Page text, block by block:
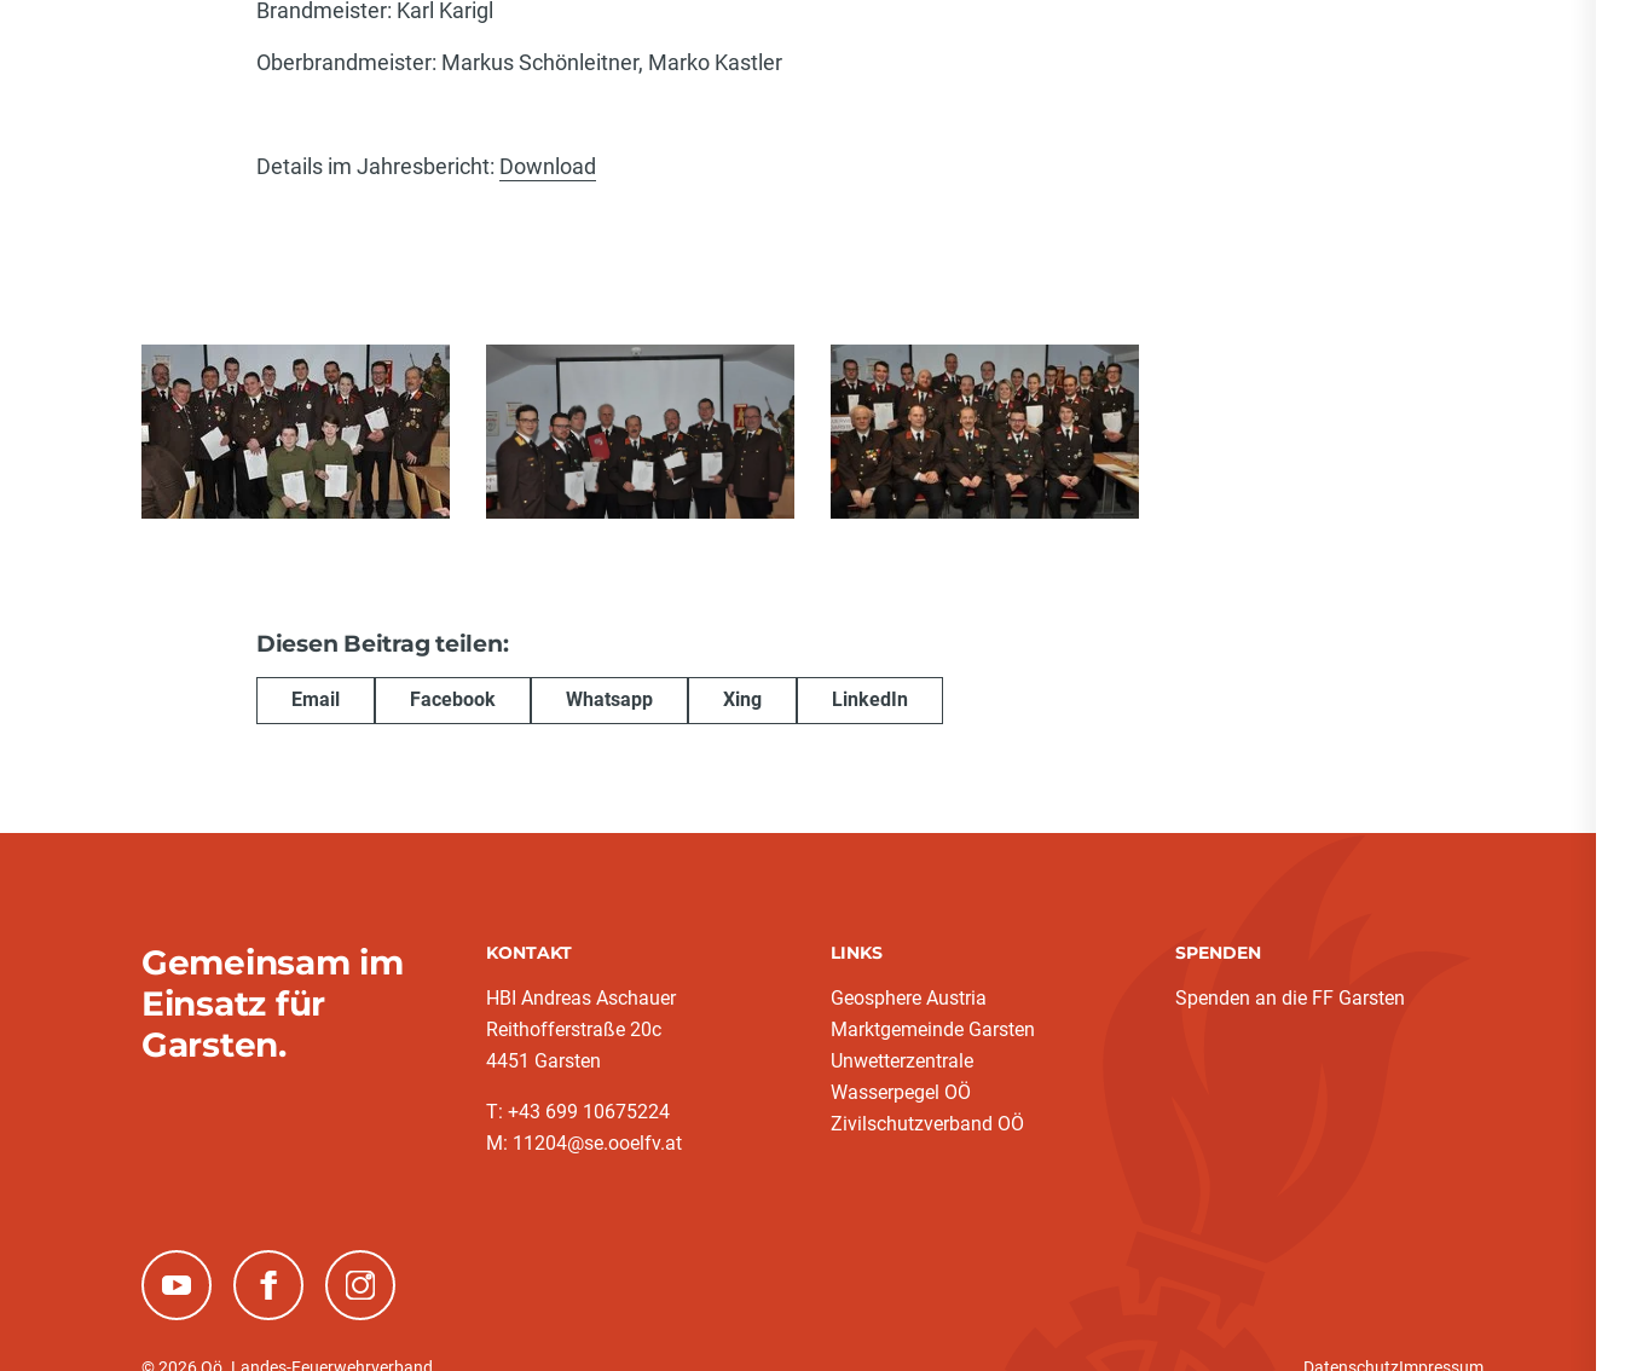
Brandmeister: Karl Karigl
Oberbrandmeister: Markus Schönleitner, Marko Kastler
Details im Jahresbericht: Download
Diesen Beitrag teilen:
Email Facebook Whatsapp Xing LinkedIn
Gemeinsam im
Einsatz für
Garsten.
KONTAKT
HBI Andreas Aschauer
Reithofferstraße 20c
4451 Garsten
T: ‭+43 699 10675224‬
M: 11204@se.ooelfv.at
LINKS
Geosphere Austria
Marktgemeinde Garsten
Unwetterzentrale
Wasserpegel OÖ
Zivilschutzverband OÖ
SPENDEN
Spenden an die FF Garsten
(neues Fenster)(neues Fenster)(neues Fenster)